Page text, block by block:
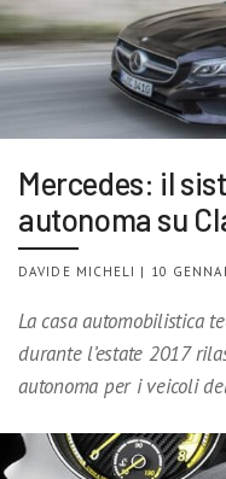
Mercedes: il
autonoma su
DAVIDE MICHELI | 10
La casa automobilistica
durante l’estate 2017
autonoma per i veicoli